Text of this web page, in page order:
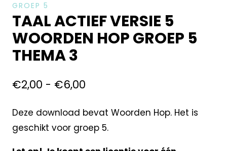
GROEP 5
TAAL ACTIEF VERSIE 5
WOORDEN HOP GROEP 5
THEMA 3
€2,00 - €6,00
Deze download bevat Woorden Hop. Het is
geschikt voor groep 5.